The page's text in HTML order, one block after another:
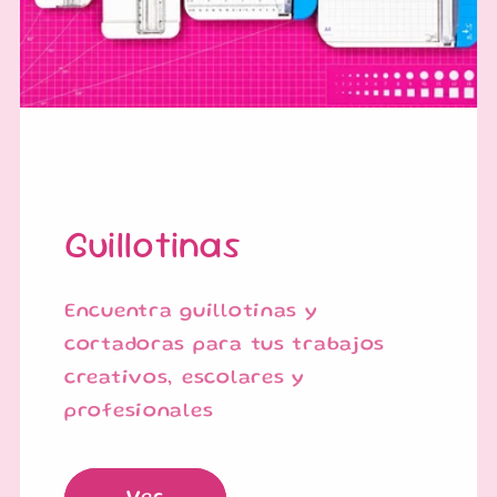
Guillotinas
Encuentra guillotinas y
cortadoras para tus trabajos
creativos, escolares y
profesionales